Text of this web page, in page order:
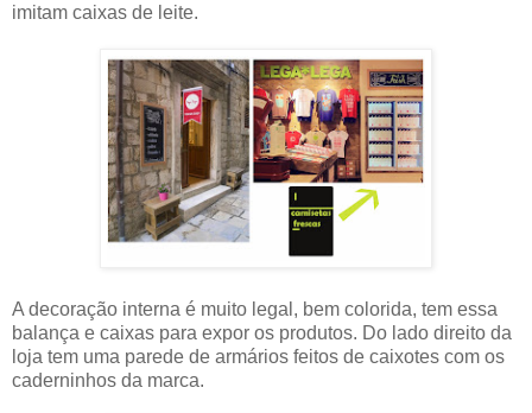
imitam caixas de leite.
A decoração interna é muito legal, bem colorida, tem essa
balança e caixas para expor os produtos. Do lado direito da
loja tem uma parede de armários feitos de caixotes com os
caderninhos da marca.